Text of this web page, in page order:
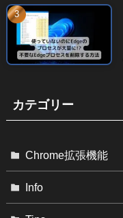
カテゴリー
Chrome拡張機能
Info